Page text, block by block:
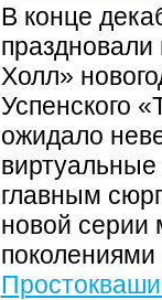
В конце
Холл»
Успенского
ожидало
главным
новой серии